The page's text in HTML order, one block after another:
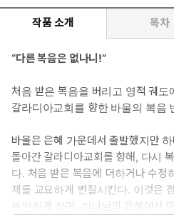
작품 소개 목차
“다른 복음은 없나니!”
처음 받은 복음을 버리고 영적 궤도
갈라디아교회를 향한 바울의 복음
바울은 은혜 가운데서 출발했지만
돌아간 갈라디아교회를 향해, 다시
다. 처음 받은 복음에 더하거나 수정
체를 교묘하게 변질시킨다. 이것은
부인하게 하며, 하나님의 은혜에서